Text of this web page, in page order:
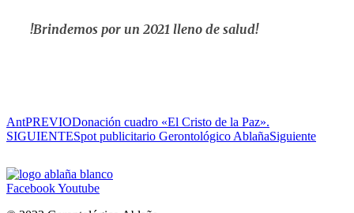
!Brindemos por un 2021 lleno de salud!
AntPREVIODonación cuadro «El Cristo de la Paz».
SIGUIENTESpot publicitario Gerontológico AblañaSiguiente
FacebookYoutube